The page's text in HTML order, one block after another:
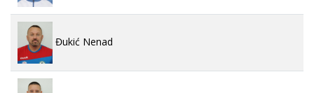
Đukić Nenad